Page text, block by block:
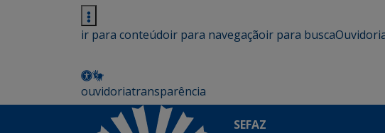
ir para conteúdoir para navegaçãoir para busca
ouvidoriatransparência
SEFAZ